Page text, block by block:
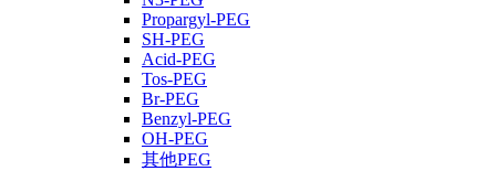
Propargyl-PEG
SH-PEG
Acid-PEG
Tos-PEG
Br-PEG
Benzyl-PEG
OH-PEG
其他PEG